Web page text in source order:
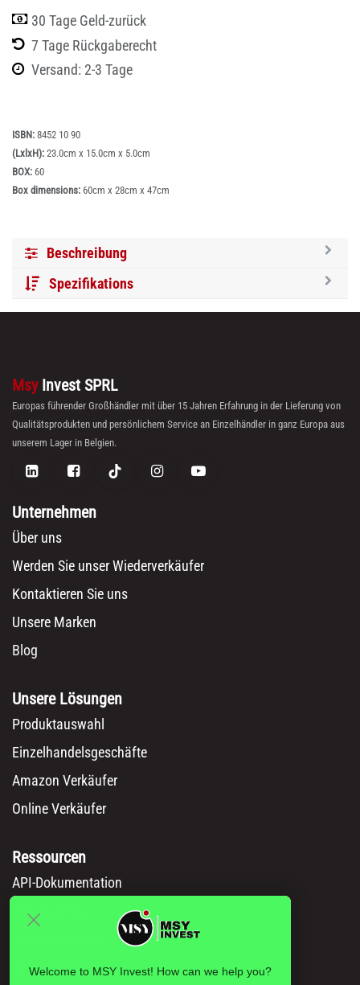
30 Tage Geld-zurück
7 Tage Rückgaberecht
Versand: 2-3 Tage
ISBN: 8452 10 90
(LxlxH): 23.0cm x 15.0cm x 5.0cm
BOX: 60
Box dimensions: 60cm x 28cm x 47cm
Beschreibung
Spezifikations
Msy Invest SPRL
Europas führender Großhändler mit über 15 Jahren Erfahrung in der Lieferung von
Qualitätsprodukten und persönlichem Service an Einzelhändler in ganz Europa aus
unserem Lager in Belgien.
Unternehmen
Über uns
Werden Sie unser Wiederverkäufer
Kontaktieren Sie uns
Unsere Marken
Blog
Unsere Lösungen
Produktauswahl
Einzelhandelsgeschäfte
Amazon Verkäufer
Online Verkäufer
Ressourcen
API-Dokumentation
Msy Katalog
Datenschutzrichtlinie
Welcome to MSY Invest! How can we help you?